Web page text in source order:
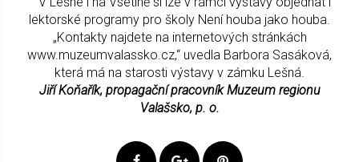
lektorské programy pro školy Není houba jako houba.
„Kontakty najdete na internetových stránkách
www.muzeumvalassko.cz,“ uvedla Barbora Sasáková,
která má na starosti výstavy v zámku Lešná.
Jiří Koňařík, propagační pracovník Muzeum regionu
Valašsko, p. o.